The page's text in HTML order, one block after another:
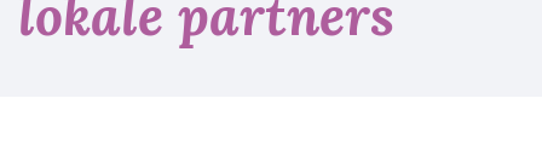
lokale partners